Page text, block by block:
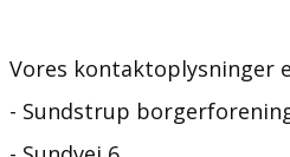
Vores kontaktoplysninger
- ​Sundstrup